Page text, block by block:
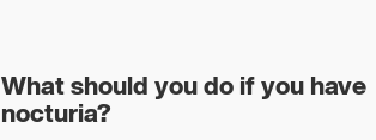
What should you do if you have
nocturia?